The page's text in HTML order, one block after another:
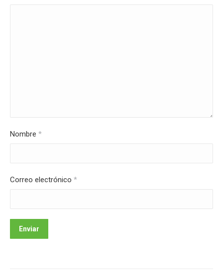
Nombre *
Correo electrónico *